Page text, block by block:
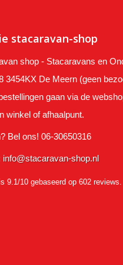
stacaravan-shop
shop - Stacaravans en
3454KX De Meern (geen
gaan via de
winkel of afhaalpunt.
Bel ons! 06-30650316
info@stacaravan-shop.nl
9.1/10 gebaseerd op 602 reviews.